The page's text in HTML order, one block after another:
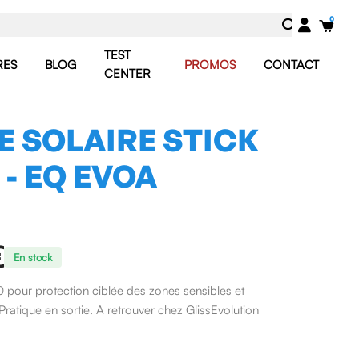
BLOG
TEST
CENTER
PROMOS CONTACT
SOLAIRE STICK
EQ EVOA
En stock
pour protection ciblée des zones sensibles et
en sortie. A retrouver chez GlissEvolution